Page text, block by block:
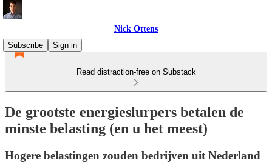
Nick Ottens
Subscribe
Sign in
Read distraction-free on Substack
De grootste energieslurpers betalen de
minste belasting (en u het meest)
Hogere belastingen zouden bedrijven uit Nederland